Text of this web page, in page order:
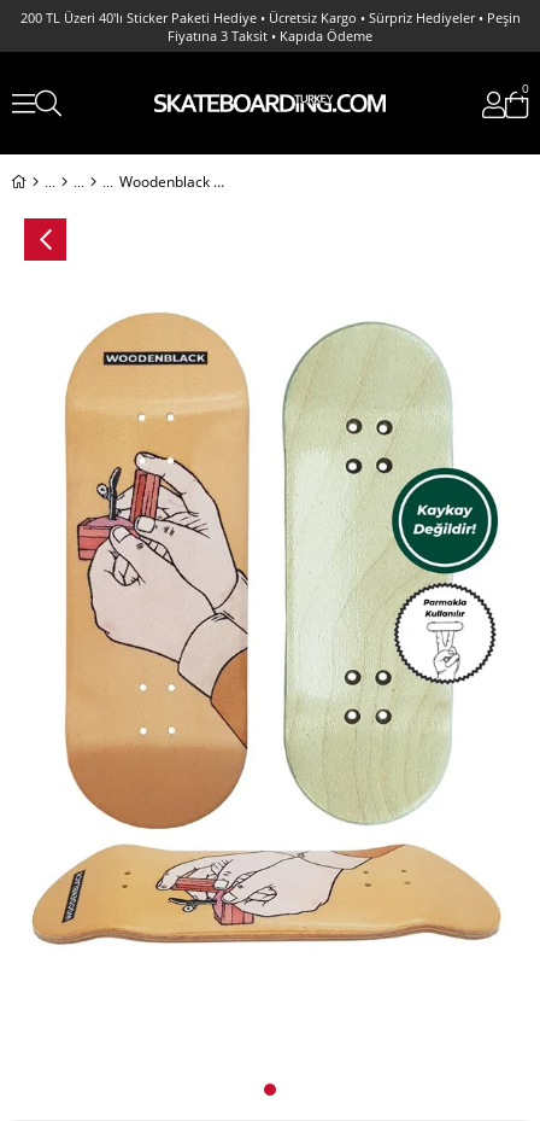
200 TL Üzeri 40'lı Sticker Paketi Hediye • Ücretsiz Kargo • Sürpriz Hediyeler • Peşin
Fiyatına 3 Taksit • Kapıda Ödeme
0
Woodenblack Shred With Me Fingerboard Deck